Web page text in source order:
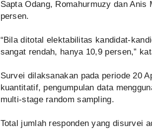
Sapta Odang, Romahurmuzy dan
persen.
“Bila ditotal elektabilitas kandidat-
sangat rendah, hanya 10,9 persen,”
Survei dilaksanakan pada periode 20
kuantitatif, pengumpulan data
multi-stage random sampling.
Total jumlah responden yang disurvei